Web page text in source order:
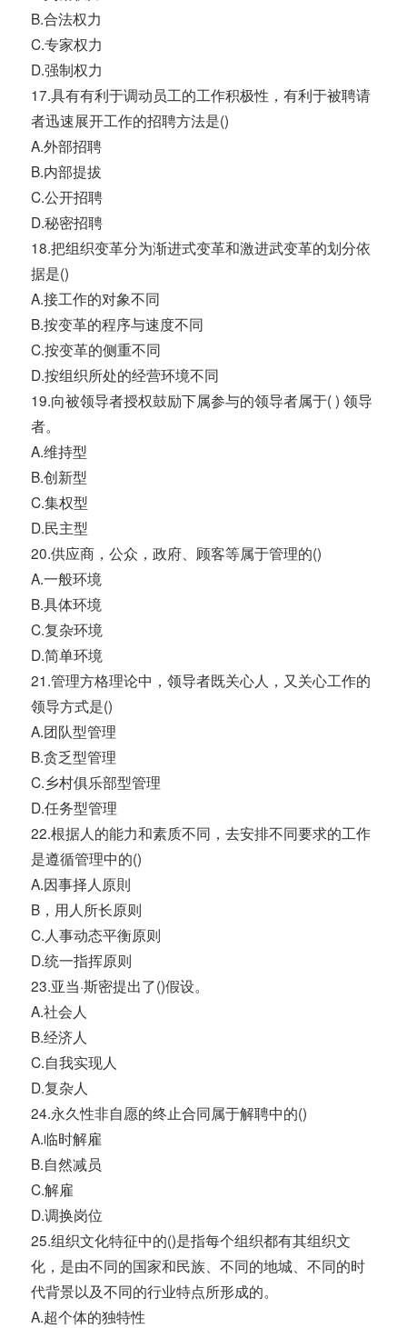
B.合法权力
C.专家权力
D.强制权力
17.具有有利于调动员工的工作积极性，有利于被聘请
者迅速展开工作的招聘方法是()
A.外部招聘
B.内部提拔
C.公开招聘
D.秘密招聘
18.把组织变革分为渐进式变革和激进武变革的划分依
据是()
A.接工作的对象不同
B.按变革的程序与速度不同
C.按变革的侧重不同
D.按组织所处的经营环境不同
19.向被领导者授权鼓励下属参与的领导者属于( ) 领导
者。
A.维持型
B.创新型
C.集权型
D.民主型
20.供应商，公众，政府、顾客等属于管理的()
A.一般环境
B.具体环境
C.复杂环境
D.简单环境
21.管理方格理论中，领导者既关心人，又关心工作的
领导方式是()
A.团队型管理
B.贪乏型管理
C.乡村俱乐部型管理
D.任务型管理
22.根据人的能力和素质不同，去安排不同要求的工作
是遵循管理中的()
A.因事择人原則
B，用人所长原则
C.人事动态平衡原则
D.统一指挥原则
23.亚当·斯密提出了()假设。
A.社会人
B.经济人
C.自我实现人
D.复杂人
24.永久性非自愿的终止合同属于解聘中的()
A.临时解雇
B.自然减员
C.解雇
D.调换岗位
25.组织文化特征中的()是指每个组织都有其组织文
化，是由不同的国家和民族、不同的地城、不同的时
代背景以及不同的行业特点所形成的。
A.超个体的独特性